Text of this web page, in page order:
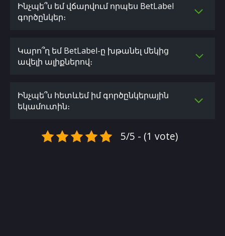
Ինչպե՞ս եմ վճարվում որպես BetLabel
գործընկեր։
Կարո՞ղ եմ BetLabel-ը խթանել մեկից
ավելի ալիքներով։
Ինչպե՞ս հետևեմ իմ գործընկերային
եկամուտին։
5/5 - (1 vote)